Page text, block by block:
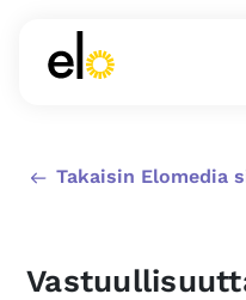
Takaisin Elomedia